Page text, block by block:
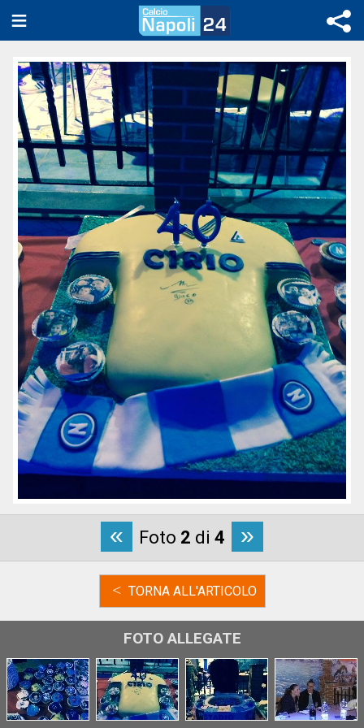
« Foto 2 di 4 »
< TORNA ALL'ARTICOLO
FOTO ALLEGATE